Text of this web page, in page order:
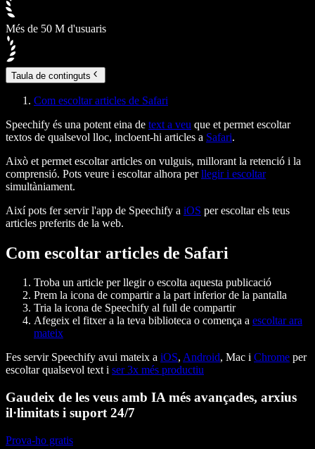
Més de 50 M d'usuaris
Taula de continguts
Com escoltar articles de Safari
Speechify és una potent eina de text a veu que et permet escoltar
textos de qualsevol lloc, incloent-hi articles a Safari.
Això et permet escoltar articles on vulguis, millorant la retenció i la
comprensió. Pots veure i escoltar alhora perllegir i escoltar
simultàniament.
Així pots fer servir l'app de Speechify a iOS per escoltar els teus
articles preferits de la web.
Com escoltar articles de Safari
Troba un article per llegir o escolta aquesta publicació
Prem la icona de compartir a la part inferior de la pantalla
Tria la icona de Speechify al full de compartir
Afegeix el fitxer a la teva biblioteca o comença a escoltar ara
mateix
Fes servir Speechify avui mateix a iOS, Android, Mac i Chrome per
escoltar qualsevol text i ser 3x més productiu
Gaudeix de les veus amb IA més avançades, arxius
il·limitats i suport 24/7
Prova-ho gratis